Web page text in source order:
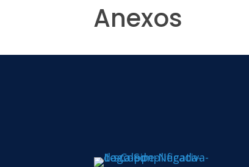
Anexos